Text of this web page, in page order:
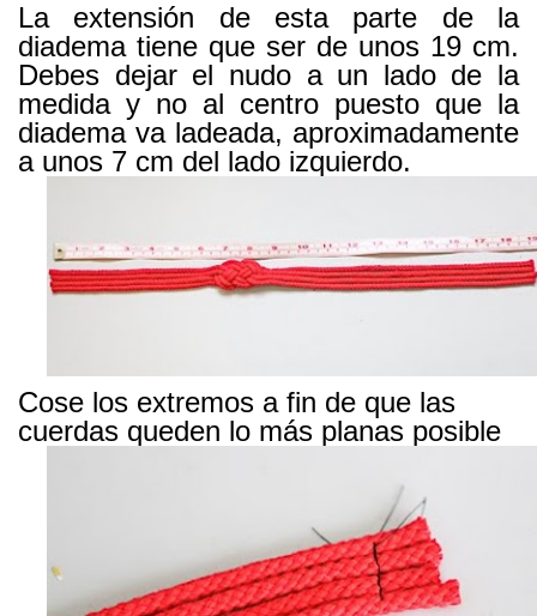
La extensión de esta parte de la
diadema tiene que ser de unos 19 cm.
Debes dejar el nudo a un lado de la
medida y no al centro puesto que la
diadema va ladeada, aproximadamente
a unos 7 cm del lado izquierdo.
Cose los extremos a fin de que las
cuerdas queden lo más planas posible